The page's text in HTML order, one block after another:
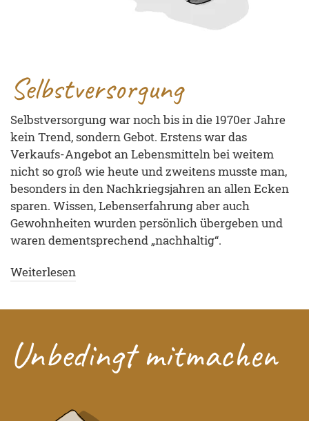
Selbstversorgung
Selbstversorgung war noch bis in die 1970er Jahre
kein Trend, sondern Gebot. Erstens war das
Verkaufs-Angebot an Lebensmitteln bei weitem
nicht so groß wie heute und zweitens musste man,
besonders in den Nachkriegsjahren an allen Ecken
sparen. Wissen, Lebenserfahrung aber auch
Gewohnheiten wurden persönlich übergeben und
waren dementsprechend „nachhaltig“.
Weiterlesen
Unbedingt mitmachen